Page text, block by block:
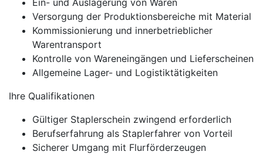
Ein- und Auslagerung von Waren
Versorgung der Produktionsbereiche mit Material
Kommissionierung und innerbetrieblicher
Warentransport
Kontrolle von Wareneingängen und Lieferscheinen
Allgemeine Lager- und Logistiktätigkeiten
Ihre Qualifikationen
Gültiger Staplerschein zwingend erforderlich
Berufserfahrung als Staplerfahrer von Vorteil
Sicherer Umgang mit Flurförderzeugen